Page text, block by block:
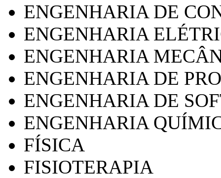
ENGENHARIA DE
ENGENHARIA
ENGENHARIA
ENGENHARIA DE
ENGENHARIA DE
ENGENHARIA
FÍSICA
FISIOTERAPIA